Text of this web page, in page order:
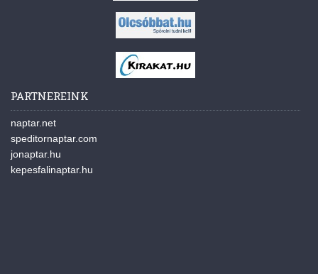
PARTNEREINK
naptar.net
speditornaptar.com
jonaptar.hu
kepesfalinaptar.hu